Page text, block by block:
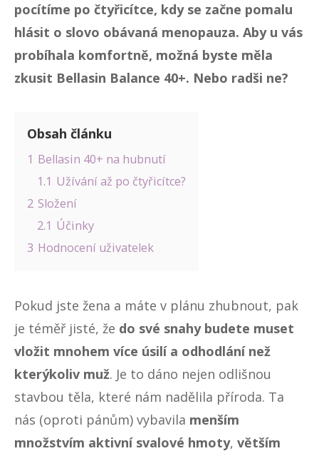
pocítíme po čtyřicítce, kdy se začne pomalu
hlásit o slovo obávaná menopauza. Aby u vás
probíhala komfortně, možná byste měla
zkusit Bellasin Balance 40+. Nebo radši ne?
Obsah článku
1 Bellasin 40+ na hubnutí
1.1 Užívání až po čtyřicítce?
2 Složení
2.1 Účinky
3 Hodnocení uživatelek
Pokud jste žena a máte v plánu zhubnout, pak
je téměř jisté, že do své snahy budete muset
vložit mnohem více úsilí a odhodlání než
kterýkoliv muž. Je to dáno nejen odlišnou
stavbou těla, které nám nadělila příroda. Ta
nás (oproti pánům) vybavila menším
množstvím aktivní svalové hmoty, větším